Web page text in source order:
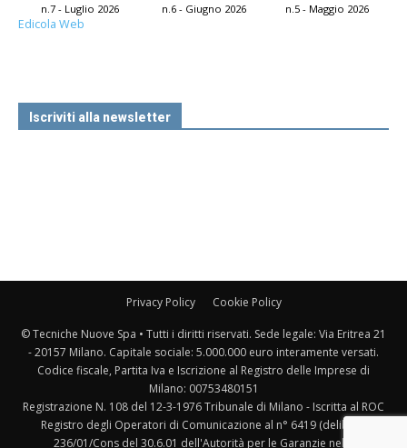
n.7 - Luglio 2026 n.6 - Giugno 2026 n.5 - Maggio 2026
Edicola Web
Iscriviti alla newsletter
Privacy Policy Cookie Policy
© Tecniche Nuove Spa • Tutti i diritti riservati. Sede legale: Via Eritrea 21
- 20157 Milano. Capitale sociale: 5.000.000 euro interamente versati.
Codice fiscale, Partita Iva e Iscrizione al Registro delle Imprese di
Milano: 00753480151
Registrazione N. 108 del 12-3-1976 Tribunale di Milano - Iscritta al ROC
Registro degli Operatori di Comunicazione al n° 6419 (delibera
236/01/Cons del 30.6.01 dell'Autorità per le Garanzie nelle